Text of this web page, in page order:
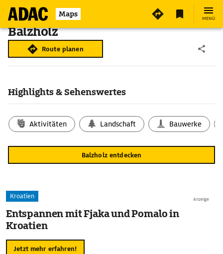
Maps MENÜ
Balzholz
Route planen
Highlights & Sehenswertes
Aktivitäten Landschaft Bauwerke
Balzholz entdecken
Anzeige
Kroatien
Entspannen mit Fjaka und Pomalo in
Kroatien
Jetzt mehr erfahren!